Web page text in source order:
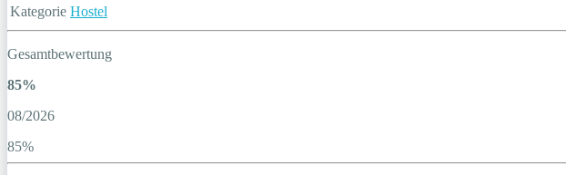
Kategorie Hostel
Gesamtbewertung
85%
08/2026
85%